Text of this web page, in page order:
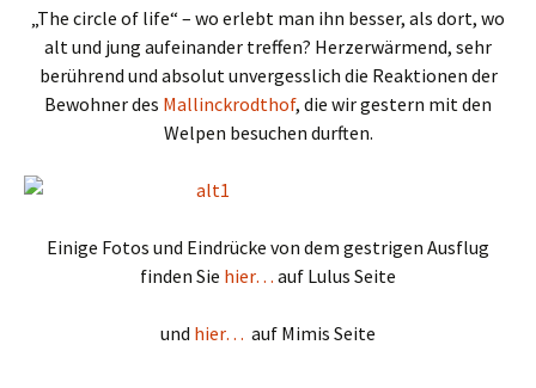
„The circle of life“ – wo erlebt man ihn besser, als dort, wo
alt und jung aufeinander treffen? Herzerwärmend, sehr
berührend und absolut unvergesslich die Reaktionen der
Bewohner des Mallinckrodthof, die wir gestern mit den
Welpen besuchen durften.
Einige Fotos und Eindrücke von dem gestrigen Ausflug
finden Sie hier… auf Lulus Seite
und hier… auf Mimis Seite